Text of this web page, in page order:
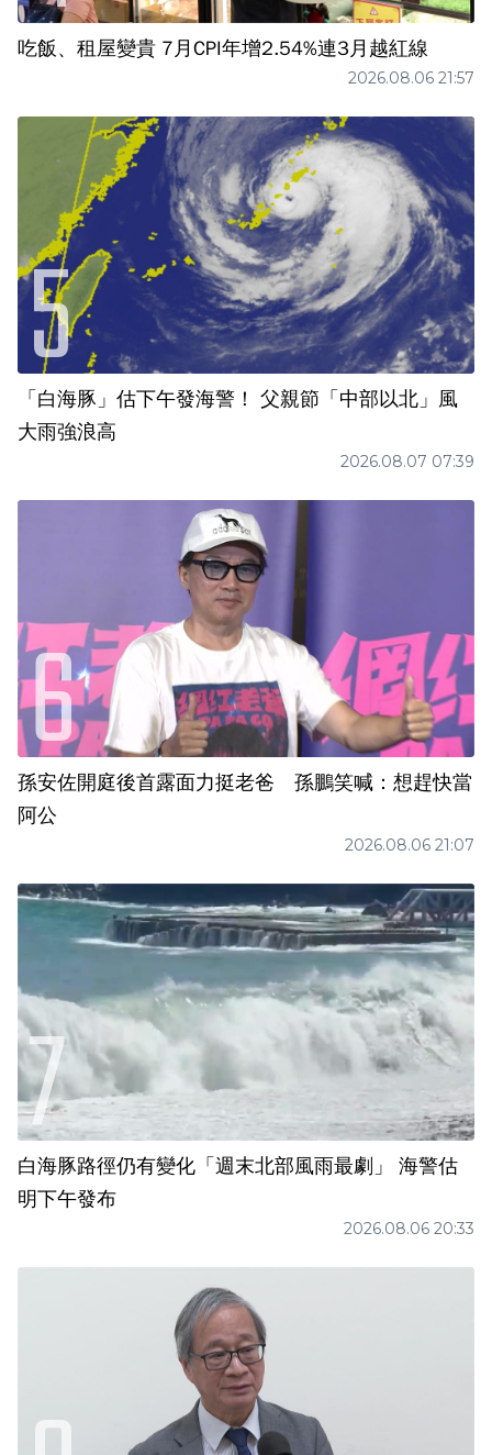
吃飯、租屋變貴 7月CPI年增2.54%連3月越紅線
2026.08.06 21:57
「白海豚」估下午發海警！ 父親節「中部以北」風
大雨強浪高
2026.08.07 07:39
孫安佐開庭後首露面力挺老爸 孫鵬笑喊：想趕快當
阿公
2026.08.06 21:07
白海豚路徑仍有變化「週末北部風雨最劇」 海警估
明下午發布
2026.08.06 20:33